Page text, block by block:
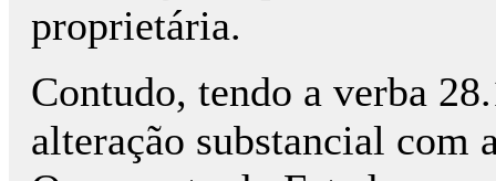
proprietária.
Contudo, tendo a verba
alteração substancial com